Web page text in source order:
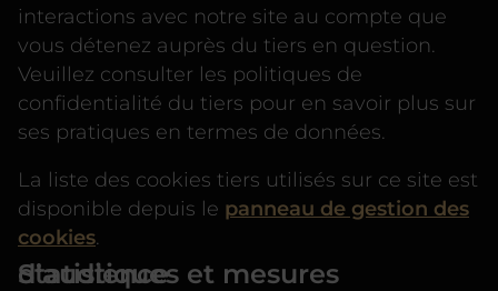
interactions avec notre site au compte que
vous détenez auprès du tiers en question.
Veuillez consulter les politiques de
confidentialité du tiers pour en savoir plus sur
ses pratiques en termes de données.
La liste des cookies tiers utilisés sur ce site est
disponible depuis le panneau de gestion des
cookies
Statistiques et mesures d’audience